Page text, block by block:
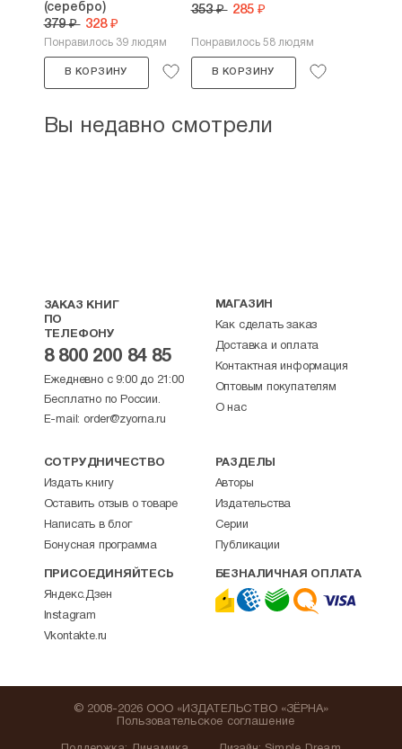
(серебро)
379 ₽ 328 ₽
Понравилось 39 людям
В КОРЗИНУ
353 ₽ 285 ₽
Понравилось 58 людям
В КОРЗИНУ
Вы недавно смотрели
ЗАКАЗ КНИГ
ПО
ТЕЛЕФОНУ
8 800 200 84 85
Ежедневно с 9:00 до 21:00
Бесплатно по России.
E-mail: order@zyorna.ru
МАГАЗИН
Как сделать заказ
Доставка и оплата
Контактная информация
Оптовым покупателям
О нас
СОТРУДНИЧЕСТВО
Издать книгу
Оставить отзыв о товаре
Написать в блог
Бонусная программа
РАЗДЕЛЫ
Авторы
Издательства
Серии
Публикации
ПРИСОЕДИНЯЙТЕСЬ
Яндекс.Дзен
Instagram
Vkontakte.ru
БЕЗНАЛИЧНАЯ ОПЛАТА
© 2008-2026 ООО «ИЗДАТЕЛЬСТВО «ЗЁРНА»
Пользовательское соглашение